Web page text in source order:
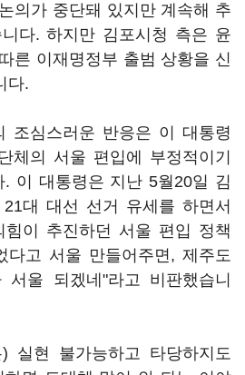
의가 중단돼 있지만 계속해 추
다. 하지만 김포시청 측은 윤
른 이재명정부 출범 상황을 신
다.
조심스러운 반응은 이 대통령
체의 서울 편입에 부정적이기
. 이 대통령은 지난 5월20일 김
대 대선 선거 유세를 하면서
힘이 추진하던 서울 편입 정책
다고 서울 만들어주면, 제주도
울 되겠네"라고 비판했습니
실현 불가능하고 타당하지도